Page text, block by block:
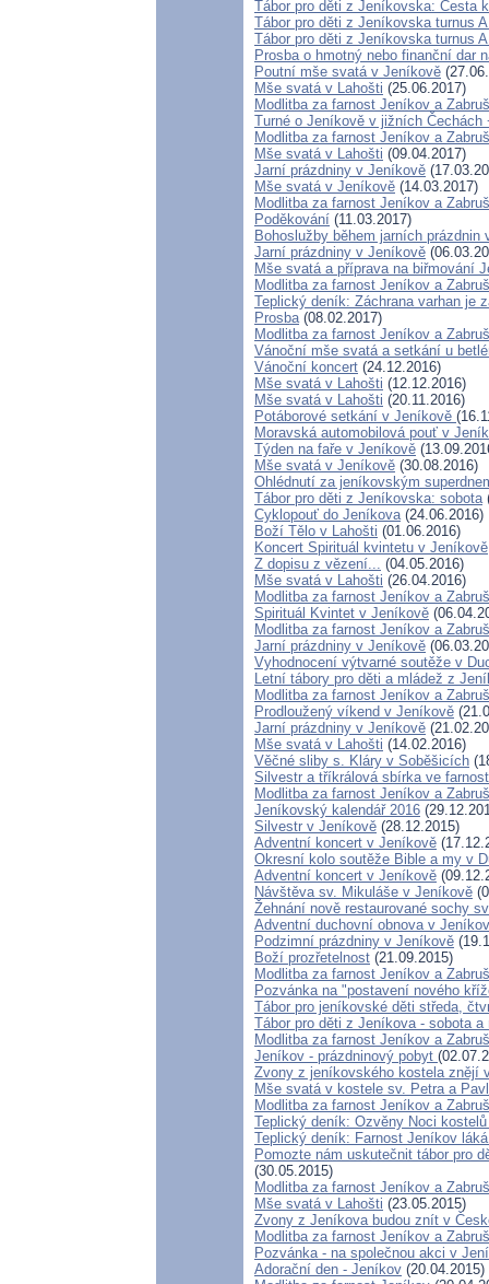
Tábor pro děti z Jeníkovska: Cesta
Tábor pro děti z Jeníkovska turnus
Tábor pro děti z Jeníkovska turnus
Prosba o hmotný nebo finanční dar
Poutní mše svatá v Jeníkově
Mše svatá v Lahošti (25.06.2017)
Modlitba za farnost Jeníkov a
Turné o Jeníkově v jižních Čechách
Modlitba za farnost Jeníkov a
Mše svatá v Lahošti (09.04.2017)
Jarní prázdniny v Jeníkově
Mše svatá v Jeníkově (14.03.2017)
Modlitba za farnost Jeníkov a
Poděkování (11.03.2017)
Bohoslužby během jarních prázdnin
Jarní prázdniny v Jeníkově
Mše svatá a příprava na biřmování
Modlitba za farnost Jeníkov a
Teplický deník: Záchrana varhan je
Prosba(08.02.2017)
Modlitba za farnost Jeníkov a
Vánoční mše svatá a setkání u
Vánoční koncert (24.12.2016)
Mše svatá v Lahošti (12.12.2016)
Mše svatá v Lahošti (20.11.2016)
Potáborové setkání v Jeníkově
Moravská automobilová pouť v
Týden na faře v Jeníkově
Mše svatá v Jeníkově (30.08.2016)
Ohlédnutí za jeníkovským
Tábor pro děti z Jeníkovska: sobota
Cyklopouť do Jeníkova(24.06.2016)
Boží Tělo v Lahošti (01.06.2016)
Koncert Spirituál kvintetu v Jeníkově
Z dopisu z vězení... (04.05.2016)
Mše svatá v Lahošti (26.04.2016)
Modlitba za farnost Jeníkov a
Spirituál Kvintet v Jeníkově
Modlitba za farnost Jeníkov a
Jarní prázdniny v Jeníkově
Vyhodnocení výtvarné soutěže v
Letní tábory pro děti a mládež z
Modlitba za farnost Jeníkov a
Prodloužený víkend v Jeníkově
Jarní prázdniny v Jeníkově
Mše svatá v Lahošti (14.02.2016)
Věčné sliby s. Kláry v Soběšicích
Silvestr a tříkrálová sbírka ve
Modlitba za farnost Jeníkov a
Jeníkovský kalendář 2016
Silvestr v Jeníkově (28.12.2015)
Adventní koncert v Jeníkově
Okresní kolo soutěže Bible a my v
Adventní koncert v Jeníkově
Návštěva sv. Mikuláše v Jeníkově
Žehnání nově restaurované sochy
Adventní duchovní obnova v
Podzimní prázdniny v Jeníkově
Boží prozřetelnost (21.09.2015)
Modlitba za farnost Jeníkov a
Pozvánka na "postavení nového
Tábor pro jeníkovské děti středa,
Tábor pro děti z Jeníkova - sobota a
Modlitba za farnost Jeníkov a
Jeníkov - prázdninový pobyt
Zvony z jeníkovského kostela znějí
Mše svatá v kostele sv. Petra a
Modlitba za farnost Jeníkov a
Teplický deník: Ozvěny Noci
Teplický deník: Farnost Jeníkov
Pomozte nám uskutečnit tábor pro
(30.05.2015)
Modlitba za farnost Jeníkov a
Mše svatá v Lahošti (23.05.2015)
Zvony z Jeníkova budou znít v
Modlitba za farnost Jeníkov a
Pozvánka - na společnou akci v
Adorační den - Jeníkov (20.04.2015)